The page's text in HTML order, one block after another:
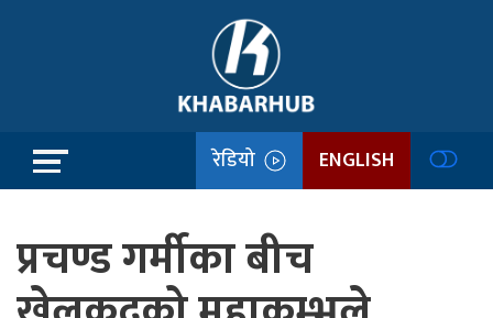
रेडियो ENGLISH
प्रचण्ड गर्मीका बीच